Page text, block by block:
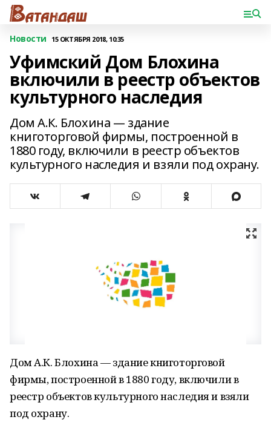
Новости 15 ОКТЯБРЯ 2018, 10:35
Уфимский Дом Блохина
включили в реестр объектов
культурного наследия
Дом А.К. Блохина — здание
книготорговой фирмы, построенной в
1880 году, включили в реестр объектов
культурного наследия и взяли под охрану.
Дом А.К. Блохина — здание книготорговой
фирмы, построенной в 1880 году, включили в
реестр объектов культурного наследия и взяли
под охрану.